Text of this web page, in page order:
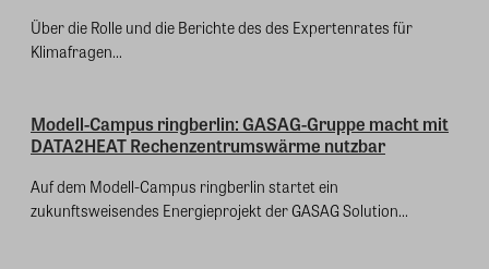
Über die Rolle und die Berichte des des Expertenrates für
Klimafragen...
Modell-Campus ringberlin: GASAG-Gruppe macht mit
DATA2HEAT Rechenzentrumswärme nutzbar
Auf dem Modell-Campus ringberlin startet ein
zukunftsweisendes Energieprojekt der GASAG Solution...